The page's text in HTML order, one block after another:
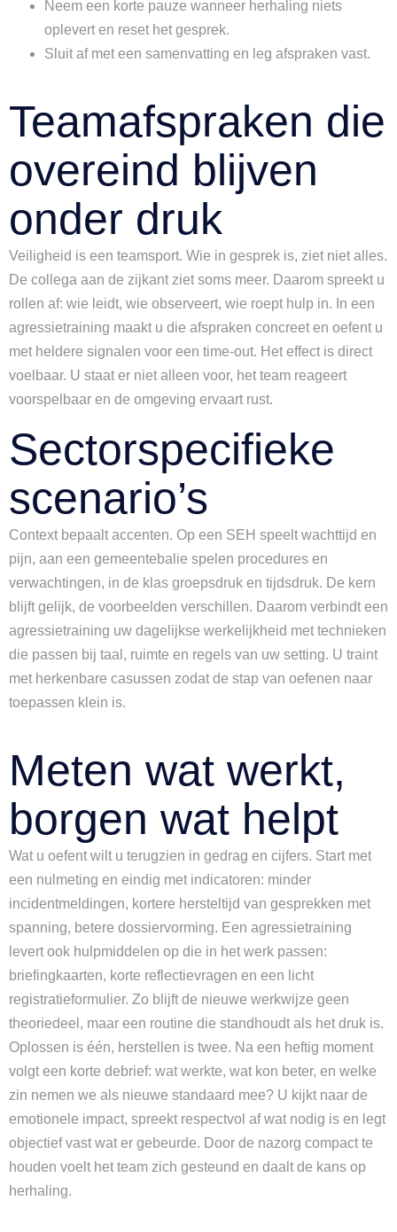
Neem een korte pauze wanneer herhaling niets
oplevert en reset het gesprek.
Sluit af met een samenvatting en leg afspraken vast.
Teamafspraken die
overeind blijven
onder druk
Veiligheid is een teamsport. Wie in gesprek is, ziet niet alles.
De collega aan de zijkant ziet soms meer. Daarom spreekt u
rollen af: wie leidt, wie observeert, wie roept hulp in. In een
agressietraining maakt u die afspraken concreet en oefent u
met heldere signalen voor een time-out. Het effect is direct
voelbaar. U staat er niet alleen voor, het team reageert
voorspelbaar en de omgeving ervaart rust.
Sectorspecifieke
scenario’s
Context bepaalt accenten. Op een SEH speelt wachttijd en
pijn, aan een gemeentebalie spelen procedures en
verwachtingen, in de klas groepsdruk en tijdsdruk. De kern
blijft gelijk, de voorbeelden verschillen. Daarom verbindt een
agressietraining uw dagelijkse werkelijkheid met technieken
die passen bij taal, ruimte en regels van uw setting. U traint
met herkenbare casussen zodat de stap van oefenen naar
toepassen klein is.
Meten wat werkt,
borgen wat helpt
Wat u oefent wilt u terugzien in gedrag en cijfers. Start met
een nulmeting en eindig met indicatoren: minder
incidentmeldingen, kortere hersteltijd van gesprekken met
spanning, betere dossiervorming. Een agressietraining
levert ook hulpmiddelen op die in het werk passen:
briefingkaarten, korte reflectievragen en een licht
registratieformulier. Zo blijft de nieuwe werkwijze geen
theoriedeel, maar een routine die standhoudt als het druk is.
Oplossen is één, herstellen is twee. Na een heftig moment
volgt een korte debrief: wat werkte, wat kon beter, en welke
zin nemen we als nieuwe standaard mee? U kijkt naar de
emotionele impact, spreekt respectvol af wat nodig is en legt
objectief vast wat er gebeurde. Door de nazorg compact te
houden voelt het team zich gesteund en daalt de kans op
herhaling.